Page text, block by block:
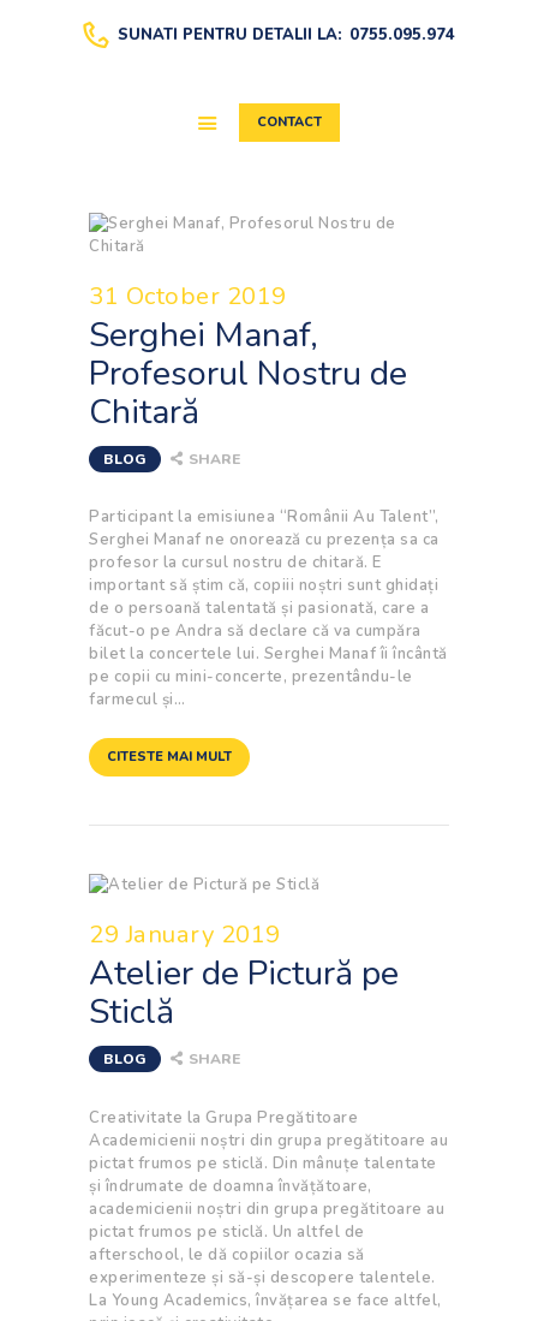
SUNATI PENTRU DETALII LA: 0755.095.974
CONTACT
IV
AFTER SCHOOL
ȘCOALA DE VARĂ
CURSURI
BLOG
MEDIA
31 October 2019
Serghei Manaf,
Profesorul Nostru de
Chitară
BLOG SHARE
Participant la emisiunea “Românii Au Talent”,
Serghei Manaf ne onorează cu prezența sa ca
profesor la cursul nostru de chitară. E
important să știm că, copiii noștri sunt ghidați
de o persoană talentată și pasionată, care a
făcut-o pe Andra să declare că va cumpăra
bilet la concertele lui. Serghei Manaf îi încântă
pe copii cu mini-concerte, prezentându-le
farmecul și…
CITESTE MAI MULT
29 January 2019
Atelier de Pictură pe
Sticlă
BLOG SHARE
Creativitate la Grupa Pregătitoare
Academicienii noștri din grupa pregătitoare au
pictat frumos pe sticlă. Din mânuțe talentate
și îndrumate de doamna învățătoare,
academicienii noștri din grupa pregătitoare au
pictat frumos pe sticlă. Un altfel de
afterschool, le dă copiilor ocazia să
experimenteze și să-și descopere talentele.
La Young Academics, învățarea se face altfel,